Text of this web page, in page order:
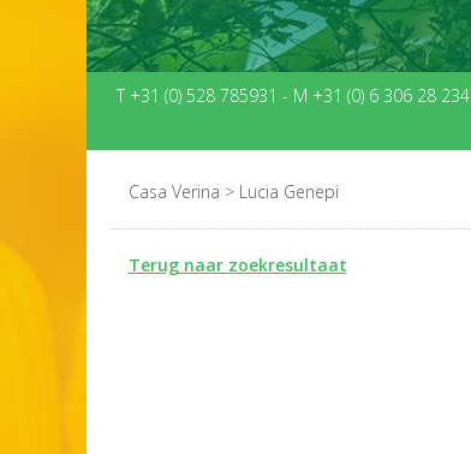
T +31 (0) 528 785931 - M +31 (0) 6 306 28 234
Casa Verina > Lucia Genepi
Terug naar zoekresultaat